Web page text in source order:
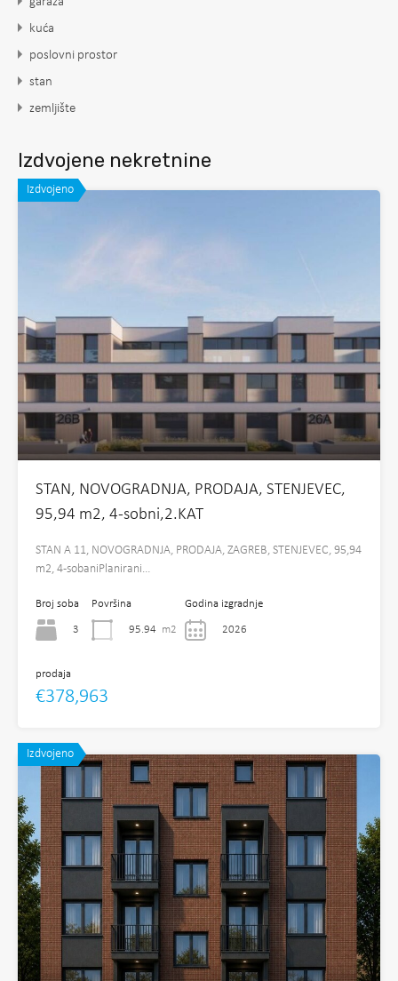
kuća
poslovni prostor
stan
zemljište
Izdvojene nekretnine
Izdvojeno
STAN, NOVOGRADNJA, PRODAJA, STENJEVEC,
95,94 m2, 4-sobni,2.KAT
STAN A 11, NOVOGRADNJA, PRODAJA, ZAGREB, STENJEVEC, 95,94
m2, 4-sobaniPlanirani…
Broj soba
3
Površina
95.94 m2
Godina izgradnje
2026
prodaja
€378,963
Izdvojeno